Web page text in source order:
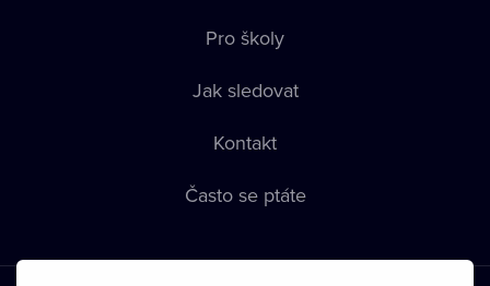
Pro školy
Jak sledovat
Kontakt
Často se ptáte